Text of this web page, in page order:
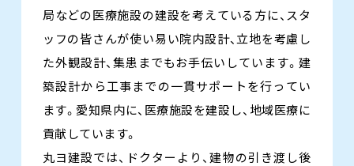
局などの医療施設の建設を考えている方に、スタ
ッフの皆さんが使い易い院内設計、立地を考慮し
た外観設計、集患までもお手伝いしています。建
築設計から工事までの一貫サポートを行ってい
ます。愛知県内に、医療施設を建設し、地域医療に
貢献しています。
丸ヨ建設では、ドクターより、建物の引き渡し後